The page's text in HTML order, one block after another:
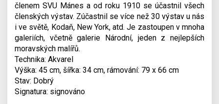
členem SVU Mánes a od roku 1910 se účastnil všech
členských výstav. Zúčastnil se více než 30 výstav u nás
i ve světě, Kodaň, New York, atd. Je zastoupen v mnoha
galeriích, včetně galerie Národní, jeden z nejlepších
moravských malířů.
Technika: Akvarel
Výška: 45 cm, šířka: 34 cm, rámování: 79 x 66 cm
Stav: Dobrý
Signatura: signováno